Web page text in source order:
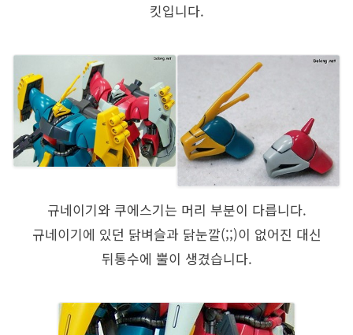
킷입니다.
규네이기와 쿠에스기는 머리 부분이 다릅니다.
규네이기에 있던 닭벼슬과 닭눈깔(;;)이 없어진 대신
뒤통수에 뿔이 생겼습니다.